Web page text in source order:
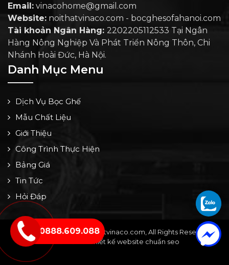
Email: vinacohome@gmail.com
Website: noithatvinaco.com - bocghesofahanoi.com
Tài khoản Ngân Hàng: 2202205112533 Tại Ngân
Hàng Nông Nghiệp Và Phát Triển Nông Thôn, Chi
Nhánh Hoài Đức, Hà Nội.
Danh Mục Menu
Dịch Vụ Bọc Ghế
Mẫu Chất Liệu
Giới Thiệu
Công Trình Thực Hiện
Bảng Giá
Tin Tức
Hỏi Đáp
Copyright © 2024 by noithatvinaco.com, All Rights Reserved -
Thiết kế bởi: Thiết kế website chuẩn seo
0888.609.088